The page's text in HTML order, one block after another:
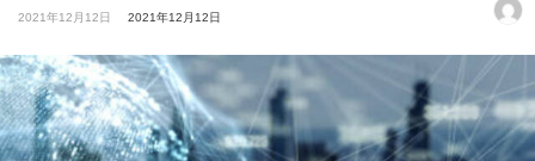
2021年12月12日 2021年12月12日